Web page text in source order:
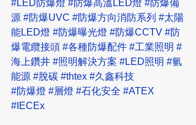
#LED防爆燈 #防爆高溫LED燈 #防爆備
源 #防爆UVC #防爆方向消防系列 #太陽
能LED燈 #防爆曝光燈 #防爆CCTV #防
爆電纜接頭 #各種防爆配件 #工業照明 #
海上鑽井 #照明解決方案 #LED照明 #氫
能源 #脫碳 #thtex #久鑫科技
#防爆燈 #層燈 #石化安全 #ATEX
#IECEx